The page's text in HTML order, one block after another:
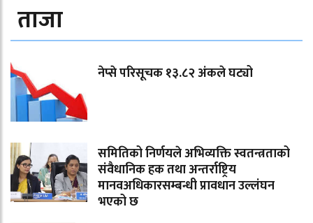
ताजा
नेप्से परिसूचक १३.८२ अंकले घट्यो
समितिको निर्णयले अभिव्यक्ति स्वतन्त्रताको
संवैधानिक हक तथा अन्तर्राष्ट्रिय
मानवअधिकारसम्बन्धी प्रावधान उल्लंघन
भएको छ